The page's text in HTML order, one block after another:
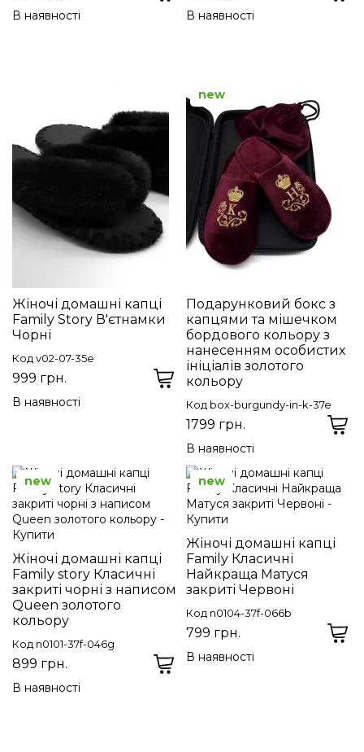
В наявності В наявності
Жіночі домашні капці
Family Story В'єтнамки
Чорні
Код v02-07-35e
999 грн.
В наявності
Подарунковий бокс з
капцями та мішечком
бордового кольору з
нанесенням особистих
ініціалів золотого
кольору
Код box-burgundy-in-k-37e
1799 грн.
В наявності
new
Жіночі домашні капці
Family story Класичні
закриті чорні з написом
Queen золотого
кольору
Код n0101-37f-046g
899 грн.
В наявності
new
Жіночі домашні капці
Family Класичні
Найкраща Матуся
закриті Червоні
Код n0104-37f-066b
799 грн.
В наявності
new